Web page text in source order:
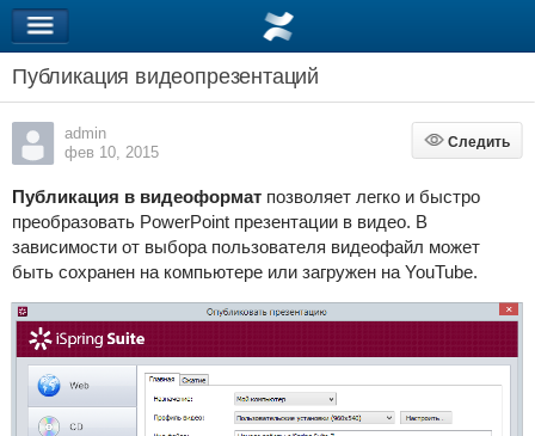
Публикация видеопрезентаций
admin
фев 10, 2015
Следить
Следить
Публикация в видеоформатпозволяет легко и быстро
преобразовать PowerPoint презентации в видео. В
зависимости от выбора пользователя видеофайл может
быть сохранен на компьютере или загружен на YouTube.